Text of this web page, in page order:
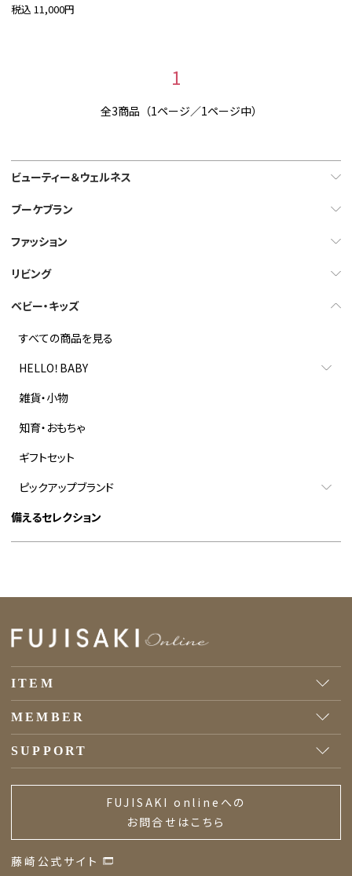
税込 11,000円
1
全3商品（1ページ／1ページ中）
ビューティー＆ウェルネス
ブーケブラン
ファッション
リビング
ベビー・キッズ
すべての商品を見る
HELLO！BABY
雑貨・小物
知育・おもちゃ
ギフトセット
ピックアップブランド
備えるセレクション
ITEM
MEMBER
SUPPORT
FUJISAKI onlineへの
お問合せはこちら
藤崎公式サイト